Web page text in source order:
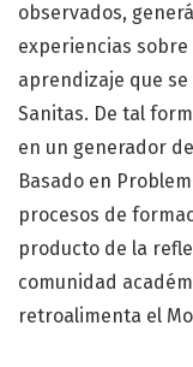
observados,
experiencias
aprendizaje que
Sanitas. De tal
en un generador
Basado en
procesos de
producto de la
comunidad
retroalimenta el